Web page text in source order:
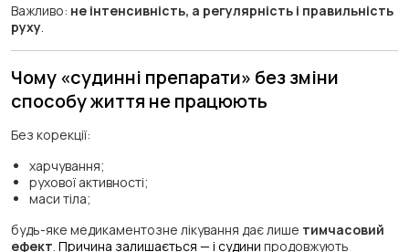
Важливо: не інтенсивність, а регулярність і правильність
руху.
Чому «судинні препарати» без зміни
способу життя не працюють
Без корекції:
харчування;
рухової активності;
маси тіла;
будь-яке медикаментозне лікування дає лише тимчасовий
ефект. Причина залишається — і судини продовжують